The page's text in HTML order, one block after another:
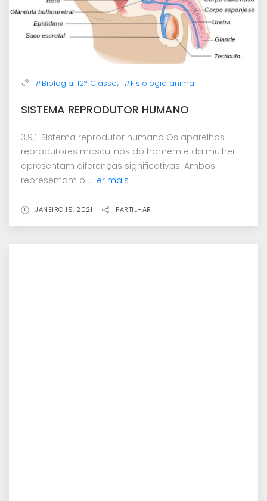
#Biologia: 12ª Classe, #Fisiologia animal
SISTEMA REPRODUTOR HUMANO
3.9.1. Sistema reprodutor humano Os aparelhos
reprodutores masculinos do homem e da mulher
apresentam diferenças significativas. Ambos
representam o... Ler mais
JANEIRO 19, 2021 PARTILHAR